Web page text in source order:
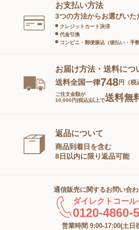
スキンケアグッズ
お支払い方法
3つの方法からお選びいた
クレジットカート決済
代金引換
コンビニ・郵便振込（後払い・手数
お届け方法・送料につ
送料全国一律748円（税
ご注文金額が
10,000円(税込)以上で送料無
返品について
商品到着日を含む
8日以内に限り返品可能
通信販売に関するお問い合
ダイレクトコー
0120-4860-
営業時間 9:00-17:00(土日